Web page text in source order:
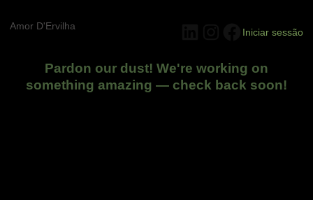
Amor D'Ervilha Instagram
Facebook
Iniciar sessão
Pardon our dust! We're working on
something amazing — check back soon!